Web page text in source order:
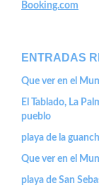
Booking.com
ENTRADAS
Que ver en el
El Tablado, La
pueblo
playa de la
Que ver en el
playa de San